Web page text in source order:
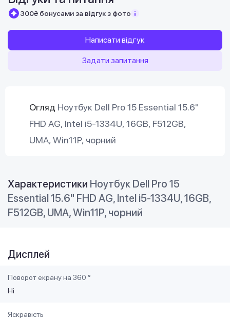
300₴ бонусами за відгук з фото
Написати відгук
Задати запитання
Огляд Ноутбук Dell Pro 15 Essential 15.6"
FHD AG, Intel i5-1334U, 16GB, F512GB,
UMA, Win11P, чорний
Характеристики Ноутбук Dell Pro 15
Essential 15.6" FHD AG, Intel i5-1334U, 16GB,
F512GB, UMA, Win11P, чорний
Дисплей
Поворот екрану на 360 °
Ні
Яскравість